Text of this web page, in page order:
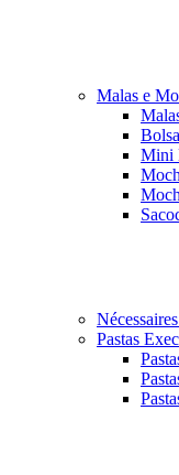
Malas e
Mini
Pastas